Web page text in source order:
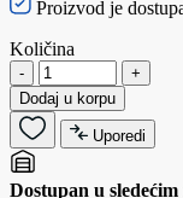
Proizvod je
Količina
-
+
Dodaj u korpu
Uporedi
Dostupan u